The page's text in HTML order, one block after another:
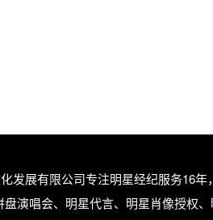
发展有限公司专注明星经纪服务16年
演唱会、明星代言、明星肖像授权